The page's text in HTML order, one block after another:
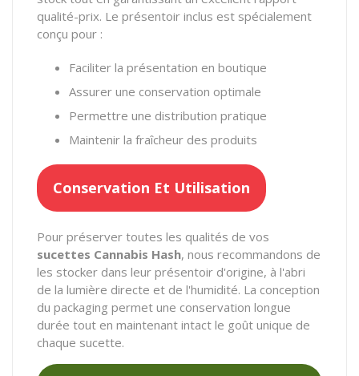
qualité-prix. Le présentoir inclus est spécialement
conçu pour :
Faciliter la présentation en boutique
Assurer une conservation optimale
Permettre une distribution pratique
Maintenir la fraîcheur des produits
Conservation Et Utilisation
Pour préserver toutes les qualités de vos
sucettes Cannabis Hash, nous recommandons de
les stocker dans leur présentoir d'origine, à l'abri
de la lumière directe et de l'humidité. La conception
du packaging permet une conservation longue
durée tout en maintenant intact le goût unique de
chaque sucette.